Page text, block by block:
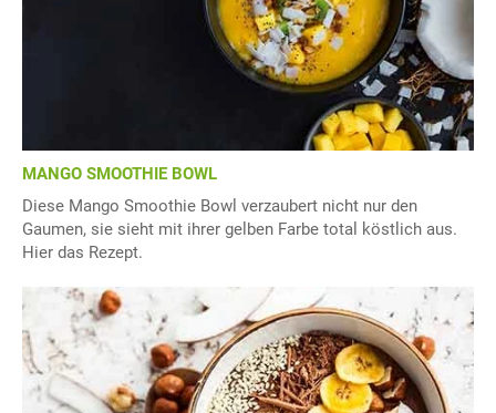
MANGO SMOOTHIE BOWL
Diese Mango Smoothie Bowl verzaubert nicht nur den
Gaumen, sie sieht mit ihrer gelben Farbe total köstlich aus.
Hier das Rezept.